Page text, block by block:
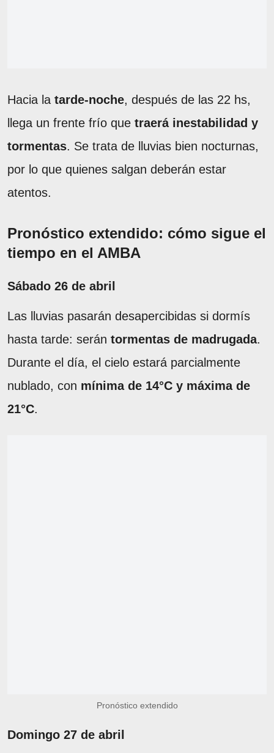
Hacia la tarde-noche, después de las 22 hs,
llega un frente frío que traerá inestabilidad y
tormentas. Se trata de lluvias bien nocturnas,
por lo que quienes salgan deberán estar
atentos.
Pronóstico extendido: cómo sigue el
tiempo en el AMBA
Sábado 26 de abril
Las lluvias pasarán desapercibidas si dormís
hasta tarde: serán tormentas de madrugada.
Durante el día, el cielo estará parcialmente
nublado, con mínima de 14°C y máxima de
21°C.
Pronóstico extendido
Domingo 27 de abril